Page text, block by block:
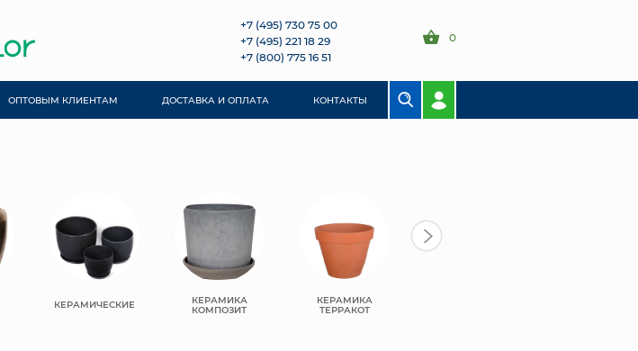
+7 (495) 730 75 00
+7 (495) 221 18 29
+7 (800) 775 16 51
0
ОПТОВЫМ КЛИЕНТАМ ДОСТАВКА И ОПЛАТА КОНТАКТЫ
КЕРАМИЧЕСКИЕ КЕРАМИКА
КОМПОЗИТ
КЕРАМИКА
ТЕРРАКОТ